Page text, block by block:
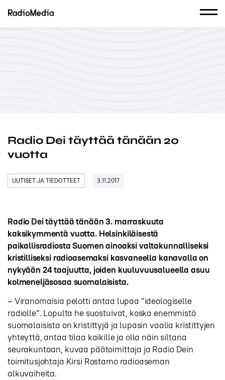
Radio Dei täyttää tänään 20
vuotta
UUTISET JA TIEDOTTEET 3.11.2017
Radio Dei täyttää tänään 3. marraskuuta
kaksikymmentä vuotta. Helsinkiläisestä
paikallisradiosta Suomen ainoaksi valtakunnalliseksi
kristilliseksi radioasemaksi kasvaneella kanavalla on
nykyään 24 taajuutta, joiden kuuluvuusalueella asuu
kolmeneljäsosaa suomalaisista.
– Viranomaisia pelotti antaa lupaa ”ideologiselle
radiolle”. Lopulta he suostuivat, koska enemmistö
suomalaisista on kristittyjä ja lupasin vaalia kristittyjen
yhteyttä, antaa tilaa kaikille ja olla näin siltana
seurakuntaan, kuvaa päätoimittaja ja Radio Dein
toimitusjohtaja Kirsi Rostamo radioaseman
alkuvaiheita.